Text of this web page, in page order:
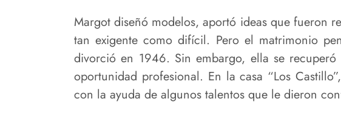
Margot diseñó modelos, aportó ideas que fueron
tan exigente como difícil. Pero el matrimonio
divorció en 1946. Sin embargo, ella se
oportunidad profesional. En la casa “Los
con la ayuda de algunos talentos que le dieron